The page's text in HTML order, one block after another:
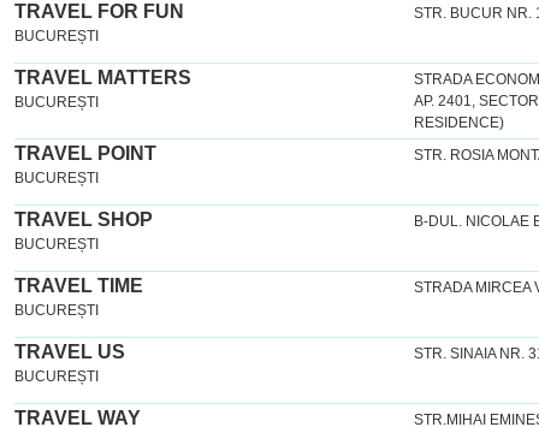
TRAVEL FOR FUN
BUCUREȘTI
STR. BUCUR NR.
TRAVEL MATTERS
BUCUREȘTI
STRADA
AP. 2401,
RESIDENCE)
TRAVEL POINT
BUCUREȘTI
STR. ROSIA
TRAVEL SHOP
BUCUREȘTI
B-DUL. NICOLAE
TRAVEL TIME
BUCUREȘTI
STRADA MIRCEA
TRAVEL US
BUCUREȘTI
STR. SINAIA NR.
TRAVEL WAY STR.MIHAI